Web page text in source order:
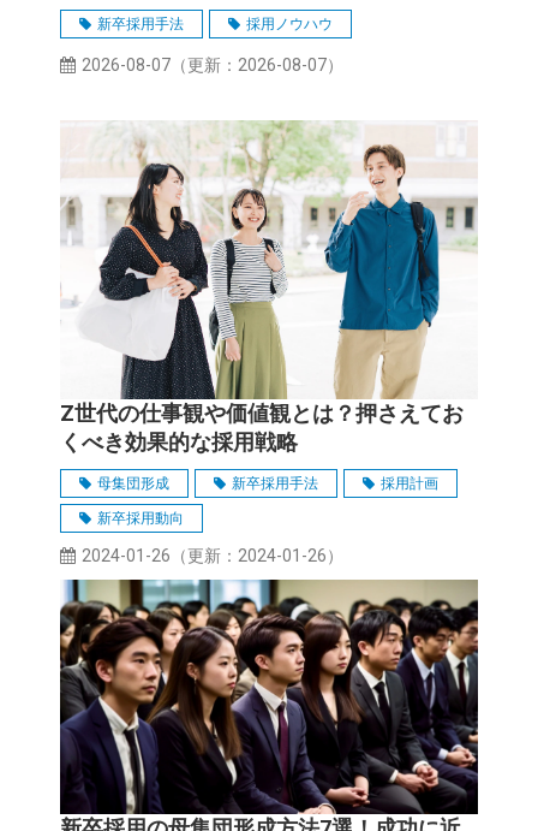
新卒採用手法 採用ノウハウ
2026-08-07 （更新： 2026-08-07）
Z世代の仕事観や価値観とは？押さえてお
くべき効果的な採用戦略
母集団形成 新卒採用手法 採用計画
新卒採用動向
2024-01-26 （更新： 2024-01-26）